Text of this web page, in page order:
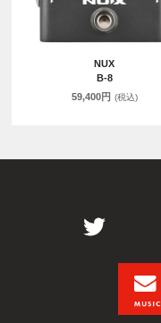
NUX
B-8
59,400円 (税込)